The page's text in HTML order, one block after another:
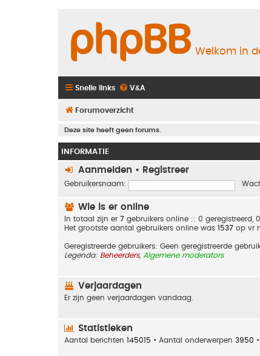
Welkom in
Snelle links V&A
Forumoverzicht
Deze site heeft geen forums.
INFORMATIE
Aanmelden • Registreer
Gebruikersnaam:
Wie is er online
In totaal zijn er 7 gebruikers online :: 0
Het grootste aantal gebruikers online was 1537 op vr
Geregistreerde gebruikers: Geen geregistreerde
Legenda: Beheerders, Algemene moderators
Verjaardagen
Er zijn geen verjaardagen vandaag.
Statistieken
Aantal berichten 145015 • Aantal onderwerpen 3950